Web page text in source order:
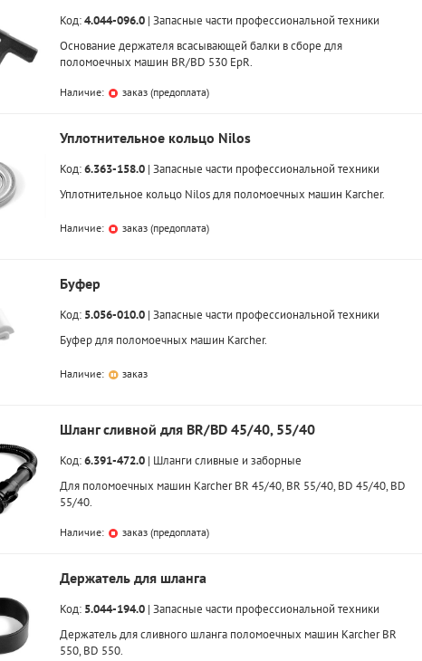
Код:4.044-096.0| Запасные части профессиональной техники
Основание держателя всасывающей балки в сборе для
поломоечных машин BR/BD 530 EpR.
Наличие: заказ (предоплата)
Уплотнительное кольцо Nilos
Код:6.363-158.0| Запасные части профессиональной техники
Уплотнительное кольцо Nilos для поломоечных машин Karcher.
Наличие: заказ (предоплата)
Буфер
Код: 5.056-010.0| Запасные части профессиональной техники
Буфер для поломоечных машин Karcher.
Наличие: заказ
Шланг сливной для BR/BD 45/40, 55/40
Код:6.391-472.0| Шланги сливные и заборные
Для поломоечных машин Karcher BR 45/40, BR 55/40, BD 45/40, BD
55/40.
Наличие: заказ (предоплата)
Держатель для шланга
Код: 5.044-194.0| Запасные части профессиональной техники
Держатель для сливного шланга поломоечных машин Karcher BR
550, BD 550.